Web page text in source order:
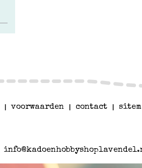
voorwaarden contact